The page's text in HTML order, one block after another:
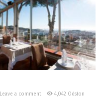
Leave a comment 4,042 Odsłon